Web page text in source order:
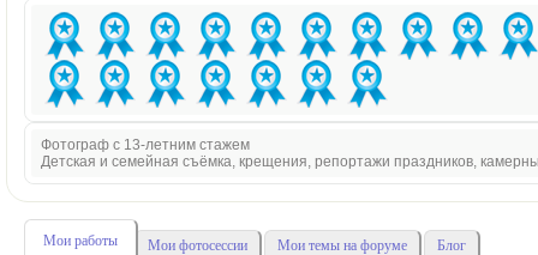
Фотограф с 13-летним стажем
Детская и семейная съёмка, крещения, репортажи праздников,
Мои работы Мои фотосессии Мои темы на форуме Блог